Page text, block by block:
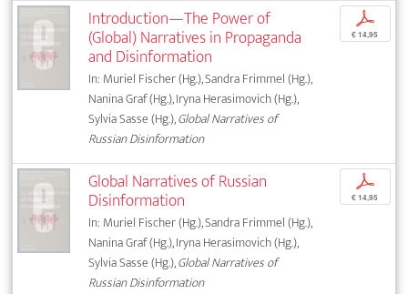
Introduction—The Power of
(Global) Narratives in Propaganda
and Disinformation
In: Muriel Fischer (Hg.), Sandra Frimmel (Hg.),
Nanina Graf (Hg.), Iryna Herasimovich (Hg.),
Sylvia Sasse (Hg.),Global Narratives of
Russian Disinformation
p
€ 14,95
Global Narratives of Russian
Disinformation
In: Muriel Fischer (Hg.), Sandra Frimmel (Hg.),
Nanina Graf (Hg.), Iryna Herasimovich (Hg.),
Sylvia Sasse (Hg.),Global Narratives of
Russian Disinformation
p
€ 14,95